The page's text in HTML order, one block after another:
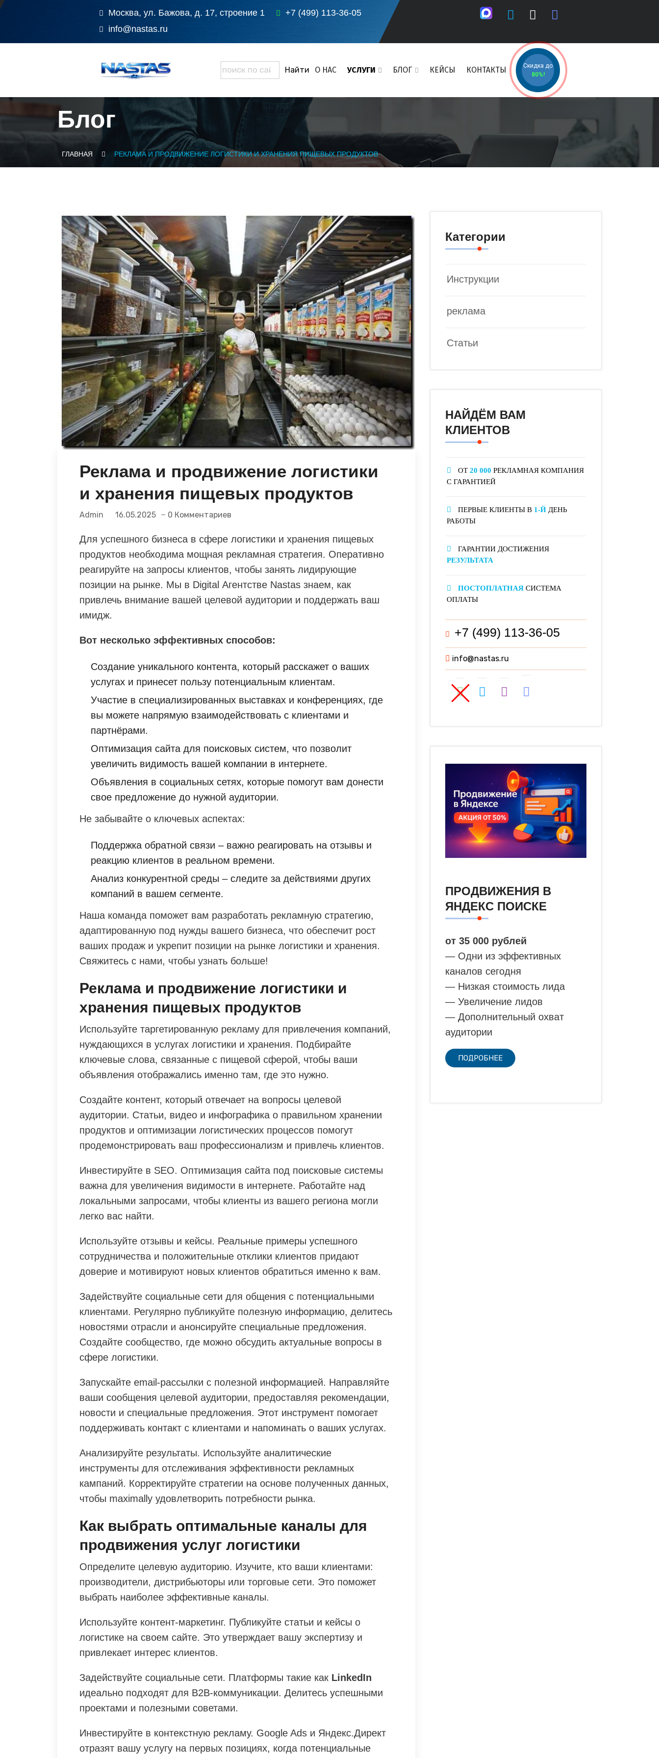
Москва, ул. Бажова, д. 17, строение 1
+7 (499) 113-36-05
info@nastas.ru
О НАС УСЛУГИ БЛОГ КЕЙСЫ КОНТАКТЫ
Скидка до
80%!
Блог
ГЛАВНАЯ РЕКЛАМА И ПРОДВИЖЕНИЕ ЛОГИСТИКИ И ХРАНЕНИЯ ПИЩЕВЫХ ПРОДУКТОВ
Реклама и продвижение логистики
и хранения пищевых продуктов
Admin 16.05.2025 0 Комментариев
Для успешного бизнеса в сфере логистики и хранения пищевых
продуктов необходима мощная рекламная стратегия. Оперативно
реагируйте на запросы клиентов, чтобы занять лидирующие
позиции на рынке. Мы в Digital Агентстве Nastas знаем, как
привлечь внимание вашей целевой аудитории и поддержать ваш
имидж.
Вот несколько эффективных способов:
Создание уникального контента, который расскажет о ваших
услугах и принесет пользу потенциальным клиентам.
Участие в специализированных выставках и конференциях, где
вы можете напрямую взаимодействовать с клиентами и
партнёрами.
Оптимизация сайта для поисковых систем, что позволит
увеличить видимость вашей компании в интернете.
Объявления в социальных сетях, которые помогут вам донести
свое предложение до нужной аудитории.
Не забывайте о ключевых аспектах:
Поддержка обратной связи – важно реагировать на отзывы и
реакцию клиентов в реальном времени.
Анализ конкурентной среды – следите за действиями других
компаний в вашем сегменте.
Наша команда поможет вам разработать рекламную стратегию,
адаптированную под нужды вашего бизнеса, что обеспечит рост
ваших продаж и укрепит позиции на рынке логистики и хранения.
Свяжитесь с нами, чтобы узнать больше!
Реклама и продвижение логистики и
хранения пищевых продуктов
Используйте таргетированную рекламу для привлечения компаний,
нуждающихся в услугах логистики и хранения. Подбирайте
ключевые слова, связанные с пищевой сферой, чтобы ваши
объявления отображались именно там, где это нужно.
Создайте контент, который отвечает на вопросы целевой
аудитории. Статьи, видео и инфографика о правильном хранении
продуктов и оптимизации логистических процессов помогут
продемонстрировать ваш профессионализм и привлечь клиентов.
Инвестируйте в SEO. Оптимизация сайта под поисковые системы
важна для увеличения видимости в интернете. Работайте над
локальными запросами, чтобы клиенты из вашего региона могли
легко вас найти.
Используйте отзывы и кейсы. Реальные примеры успешного
сотрудничества и положительные отклики клиентов придают
доверие и мотивируют новых клиентов обратиться именно к вам.
Задействуйте социальные сети для общения с потенциальными
клиентами. Регулярно публикуйте полезную информацию, делитесь
новостями отрасли и анонсируйте специальные предложения.
Создайте сообщество, где можно обсудить актуальные вопросы в
сфере логистики.
Запускайте email-рассылки с полезной информацией. Направляйте
ваши сообщения целевой аудитории, предоставляя рекомендации,
новости и специальные предложения. Этот инструмент помогает
поддерживать контакт с клиентами и напоминать о ваших услугах.
Анализируйте результаты. Используйте аналитические
инструменты для отслеживания эффективности рекламных
кампаний. Корректируйте стратегии на основе полученных данных,
чтобы maximally удовлетворить потребности рынка.
Как выбрать оптимальные каналы для
продвижения услуг логистики
Определите целевую аудиторию. Изучите, кто ваши клиентами:
производители, дистрибьюторы или торговые сети. Это поможет
выбрать наиболее эффективные каналы.
Используйте контент-маркетинг. Публикуйте статьи и кейсы о
логистике на своем сайте. Это утверждает вашу экспертизу и
привлекает интерес клиентов.
Задействуйте социальные сети. Платформы такие как LinkedIn
идеально подходят для B2B-коммуникации. Делитесь успешными
проектами и полезными советами.
Инвестируйте в контекстную рекламу. Google Ads и Яндекс.Директ
отразят вашу услугу на первых позициях, когда потенциальные
Категории
Инструкции
реклама
Статьи
НАЙДЁМ ВАМ
КЛИЕНТОВ
ОТ 20 000 РЕКЛАМНАЯ КОМПАНИЯ
С ГАРАНТИЕЙ
ПЕРВЫЕ КЛИЕНТЫ В 1-Й ДЕНЬ
РАБОТЫ
ГАРАНТИИ ДОСТИЖЕНИЯ
РЕЗУЛЬТАТА
ПОСТОПЛАТНАЯ СИСТЕМА
ОПЛАТЫ
+7 (499) 113-36-05
info@nastas.ru
ПРОДВИЖЕНИЯ В
ЯНДЕКС ПОИСКЕ
от 35 000 рублей
— Одни из эффективных
каналов сегодня
— Низкая стоимость лида
— Увеличение лидов
— Дополнительный охват
аудитории
ПОДРОБНЕЕ